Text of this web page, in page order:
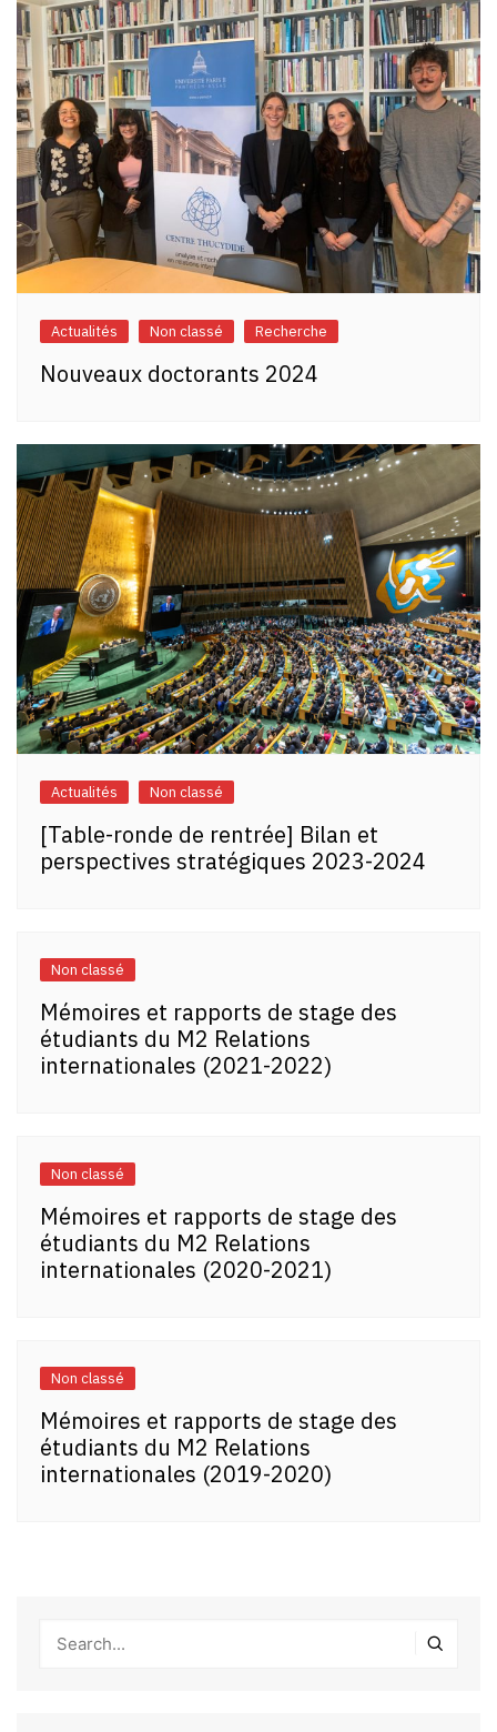
Actualités Non classé Recherche
Nouveaux doctorants 2024
Actualités Non classé
[Table-ronde de rentrée] Bilan et
perspectives stratégiques 2023-2024
Non classé
Mémoires et rapports de stage des
étudiants du M2 Relations
internationales (2021-2022)
Non classé
Mémoires et rapports de stage des
étudiants du M2 Relations
internationales (2020-2021)
Non classé
Mémoires et rapports de stage des
étudiants du M2 Relations
internationales (2019-2020)